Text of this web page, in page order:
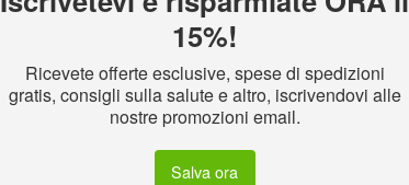
15%!
Ricevete offerte esclusive, spese di spedizioni
gratis, consigli sulla salute e altro, iscrivendovi alle
nostre promozioni email.
Salva ora